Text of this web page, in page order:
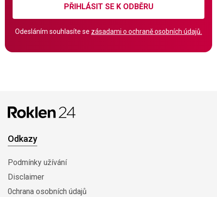
PŘIHLÁSIT SE K ODBĚRU
Odesláním souhlasíte se zásadami o ochraně osobních údajů.
Odkazy
Podmínky užívání
Disclaimer
0chrana osobních údajů